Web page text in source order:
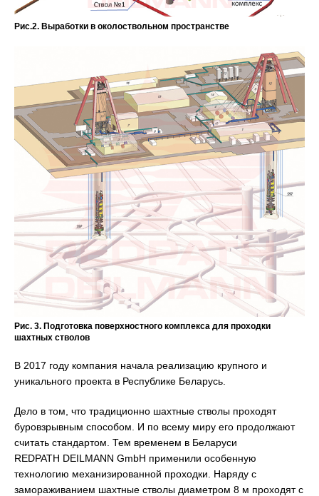
Рис.2. Выработки в околоствольном пространстве
Рис. 3. Подготовка поверхностного комплекса для проходки
шахтных стволов
В 2017 году компания начала реализацию крупного и
уникального проекта в Республике Беларусь.
Дело в том, что традиционно шахтные стволы проходят
буровзрывным способом. И по всему миру его продолжают
считать стандартом. Тем временем в Беларуси
REDPATH DEILMANN GmbH применили особенную
технологию механизированной проходки. Наряду с
замораживанием шахтные стволы диаметром 8 м проходят с